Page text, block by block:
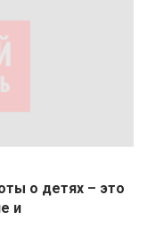
о детях – это
и